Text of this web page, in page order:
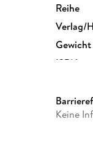
Reihe
Verlag/
Gewicht
ISBN
Keine